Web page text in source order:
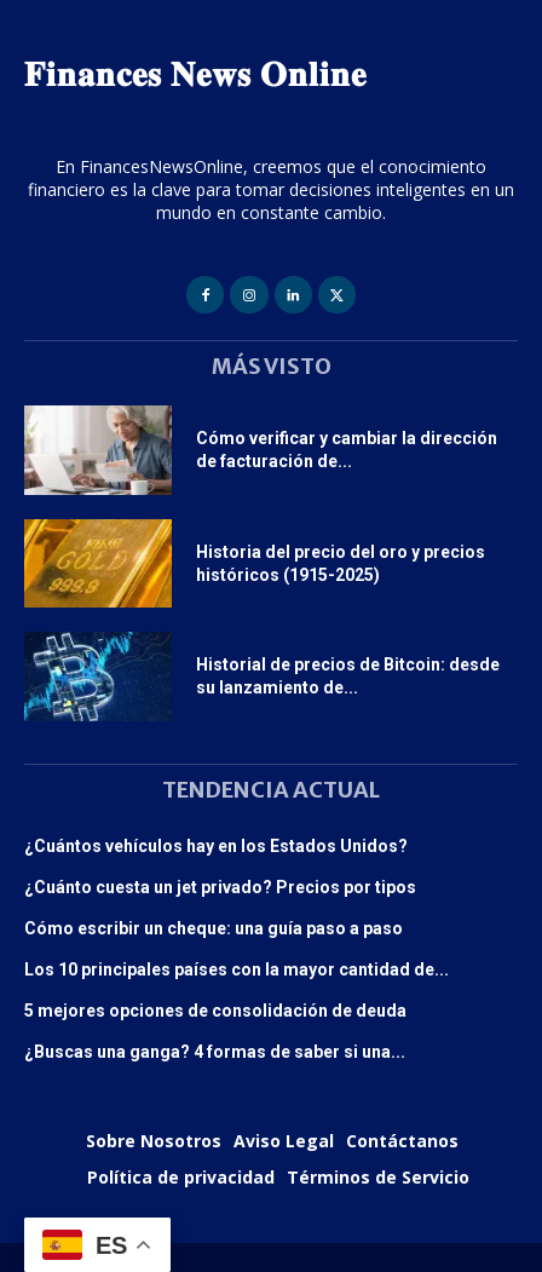
𝐅𝐢𝐧𝐚𝐧𝐜𝐞𝐬 𝐍𝐞𝐰𝐬 𝐎𝐧𝐥𝐢𝐧𝐞
En FinancesNewsOnline, creemos que el conocimiento
financiero es la clave para tomar decisiones inteligentes en un
mundo en constante cambio.
MÁS VISTO
Cómo verificar y cambiar la dirección
de facturación de...
Historia del precio del oro y precios
históricos (1915-2025)
Historial de precios de Bitcoin: desde
su lanzamiento de...
TENDENCIA ACTUAL
¿Cuántos vehículos hay en los Estados Unidos?
¿Cuánto cuesta un jet privado? Precios por tipos
Cómo escribir un cheque: una guía paso a paso
Los 10 principales países con la mayor cantidad de...
5 mejores opciones de consolidación de deuda
¿Buscas una ganga? 4 formas de saber si una...
Sobre Nosotros Aviso Legal Contáctanos
Política de privacidad Términos de Servicio
ES